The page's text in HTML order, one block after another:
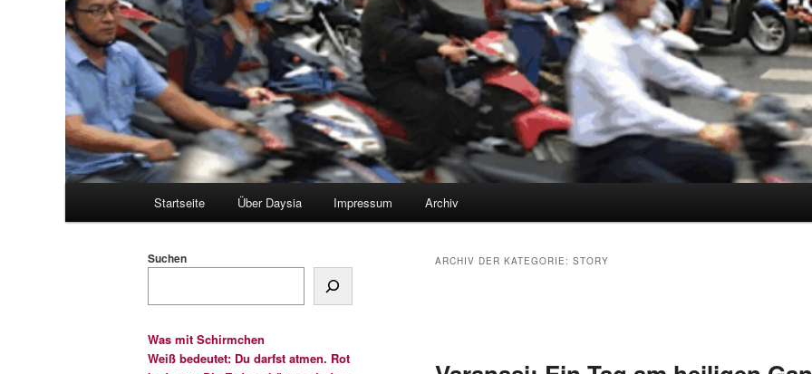
Startseite Über Daysia Impressum Archiv
ARCHIV DER KATEGORIE: STORY
Suchen
Was mit Schirmchen
Weiß bedeutet: Du darfst atmen. Rot